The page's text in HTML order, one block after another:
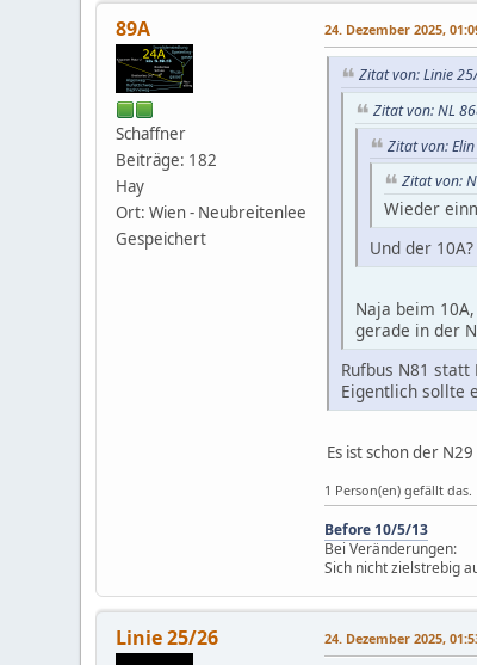
89A
Schaffner
Beiträge: 182
Hay
Ort: Wien - Neubreitenlee
Gespeichert
24. Dezember 2025,
Zitat von: Linie
Zitat von: NL
Zitat von:
Zitat von:
Wieder
Und der 10A?
Naja beim
gerade in der
Rufbus N81
Eigentlich sollte
Es ist schon der
1 Person(en) gefällt das.
Before 10/5/13
Bei Veränderungen:
Sich nicht zielstrebig
Linie 25/26 24. Dezember 2025,